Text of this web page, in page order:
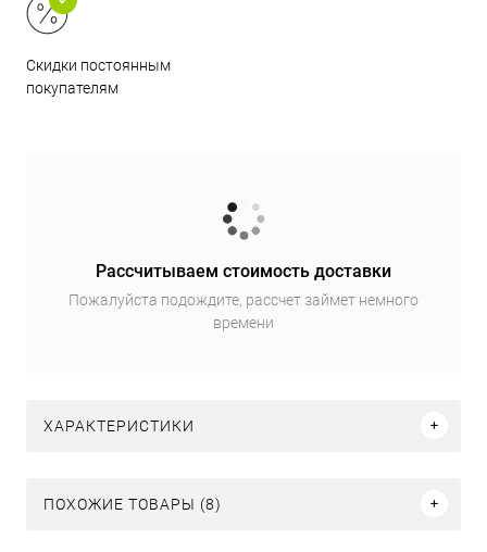
Скидки постоянным
покупателям
Рассчитываем стоимость доставки
Пожалуйста подождите, рассчет займет немного
времени
ХАРАКТЕРИСТИКИ
ПОХОЖИЕ ТОВАРЫ (8)